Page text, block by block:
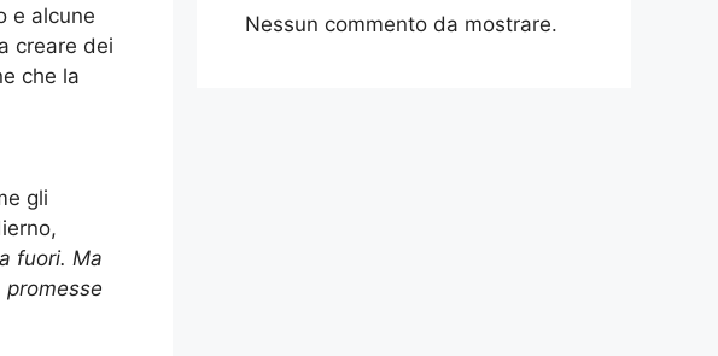
e alcune
creare dei
che la
gli
fuori. Ma
Nessun commento da mostrare.